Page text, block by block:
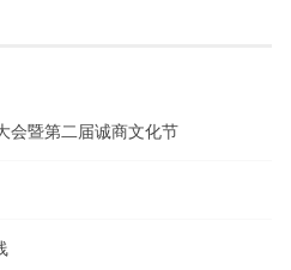
会暨第二届诚商文化节